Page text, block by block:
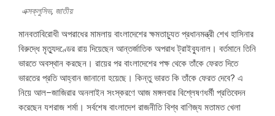
এক্সক্লুসিভ, জাতীয়
মানবতাবিরোধী অপরাধের মামলায় বাংলাদেশের ক্ষমতাচ্যুত প্রধানমন্ত্রী শেখ হাসিনার
বিরুদ্ধে মৃত্যুদণ্ডের রায় দিয়েছেন আন্তর্জাতিক অপরাধ ট্রাইব্যুনাল। বর্তমানে তিনি
ভারতে অবস্থান করছেন। রায়ের পর বাংলাদেশের পক্ষ থেকে তাঁকে ফেরত দিতে
ভারতের প্রতি আহ্বান জানানো হয়েছে। কিন্তু ভারত কি তাঁকে ফেরত দেবে? এ
নিয়ে আল–জাজিরার অনলাইন সংস্করণে আজ মঙ্গলবার বিশ্লেষণধর্মী প্রতিবেদন
করেছেন যশরাজ শর্মা। সর্বশেষ বাংলাদেশ রাজনীতি বিশ্ব বাণিজ্য মতামত খেলা